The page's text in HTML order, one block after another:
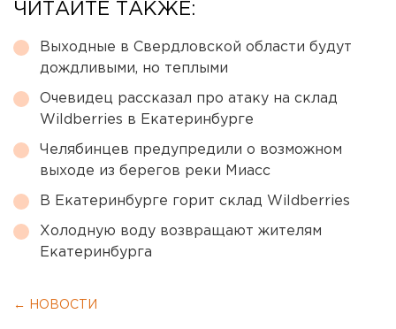
ЧИТАЙТЕ ТАКЖЕ:
Выходные в Свердловской области будут
дождливыми, но теплыми
Очевидец рассказал про атаку на склад
Wildberries в Екатеринбурге
Челябинцев предупредили о возможном
выходе из берегов реки Миасс
В Екатеринбурге горит склад Wildberries
Холодную воду возвращают жителям
Екатеринбурга
← НОВОСТИ